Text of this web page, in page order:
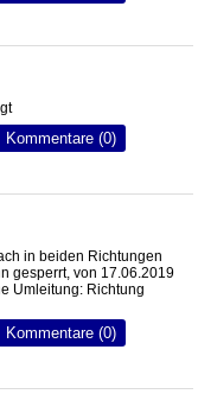
Kommentare (0)
in beiden Richtungen
gesperrt, von 17.06.2019
Umleitung: Richtung
Kommentare (0)